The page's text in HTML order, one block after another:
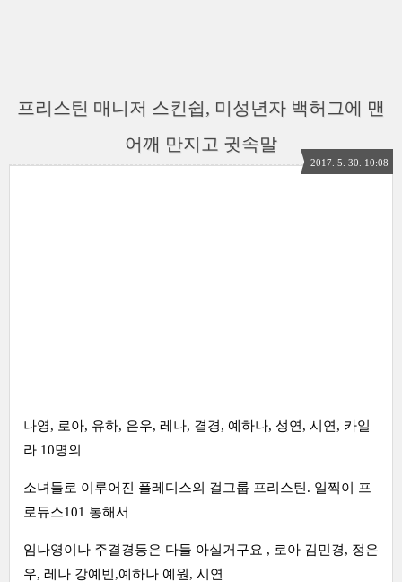
프리스틴 매니저 스킨쉽, 미성년자 백허그에 맨
어깨 만지고 귓속말
2017. 5. 30. 10:08
나영, 로아, 유하, 은우, 레나, 결경, 예하나, 성연, 시연, 카일
라 10명의
소녀들로 이루어진 플레디스의 걸그룹 프리스틴. 일찍이 프
로듀스101 통해서
임나영이나 주결경등은 다들 아실거구요 , 로아 김민경, 정은
우, 레나 강예빈,예하나 예원, 시연